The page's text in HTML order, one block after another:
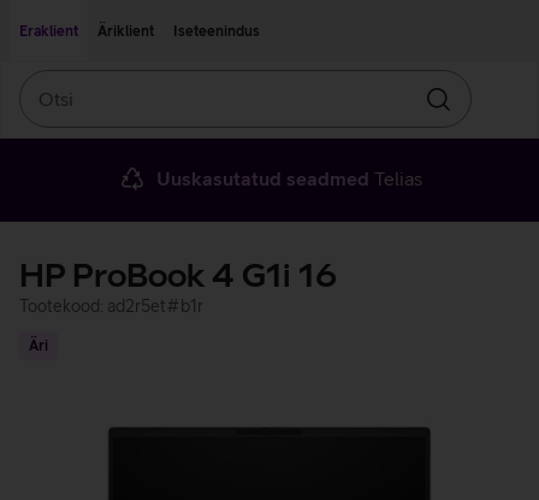
Eraklient
Äriklient Iseteenindus
Otsin
Uuskasutatud seadmed Telias
HP ProBook 4 G1i 16
Tootekood: ad2r5et#b1r
Äri